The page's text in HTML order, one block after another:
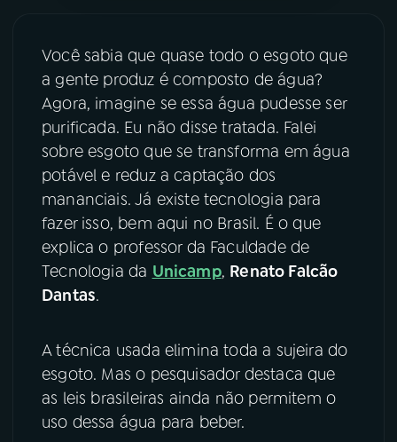
07ÚLTIMAS
08FESTIVAL DE MÚSICA
ACOMPANHE A RÁDIO NACIONAL
YouTube Facebook
Instagram X
TikTok
Você sabia que quase todo o esgoto que
a gente produz é composto de água?
Agora, imagine se essa água pudesse ser
purificada. Eu não disse tratada. Falei
sobre esgoto que se transforma em água
potável e reduz a captação dos
mananciais. Já existe tecnologia para
fazer isso, bem aqui no Brasil. É o que
explica o professor da Faculdade de
Tecnologia da Unicamp, Renato Falcão
Dantas.
A técnica usada elimina toda a sujeira do
esgoto. Mas o pesquisador destaca que
as leis brasileiras ainda não permitem o
uso dessa água para beber.